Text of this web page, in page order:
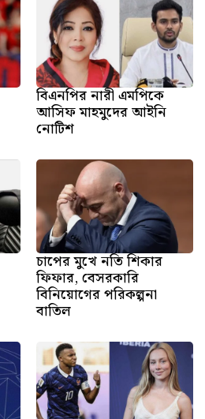
বিএনপির নারী এমপিকে
আসিফ মাহমুদের আইনি
নোটিশ
চাপের মুখে নতি শিকার
ফিফার, বেসরকারি
বিনিয়োগের পরিকল্পনা
বাতিল